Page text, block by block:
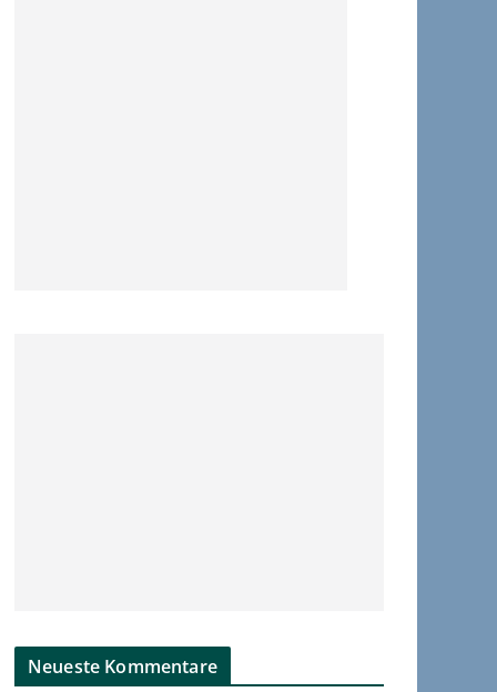
Neueste Kommentare